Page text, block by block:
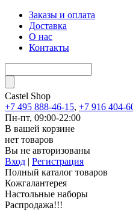
Заказы и оплата
Доставка
О нас
Контакты
Castel Shop
+7 495 888-46-15, +7 916 404-
Пн-пт, 09:00-22:00
В вашей корзине
нет товаров
Вы не авторизованы
Вход | Регистрация
Полный каталог товаров
Кожгалантерея
Настольные наборы
Распродажа!!!